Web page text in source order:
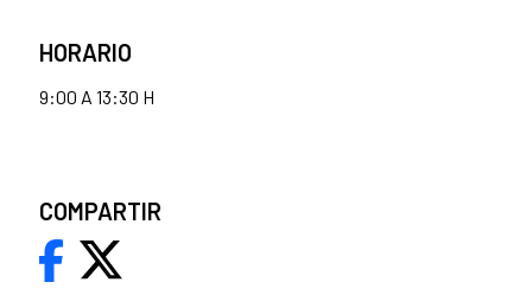
HORARIO
9:00 A 13:30 H
COMPARTIR